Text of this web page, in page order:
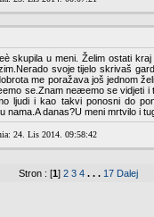
skupila u meni. Želim ostati
svoje tijelo skrivaš
me poražava još jednom
se.Znam neæemo se vidjeti i
ljudi i kao takvi ponosni do
nama.A danas?U meni mrtvilo i
24. Lis 2014. 09:58:42
Stron : [1] 2 3 4 . . . 17 Dalej